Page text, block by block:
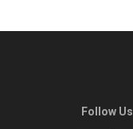
Follow Us